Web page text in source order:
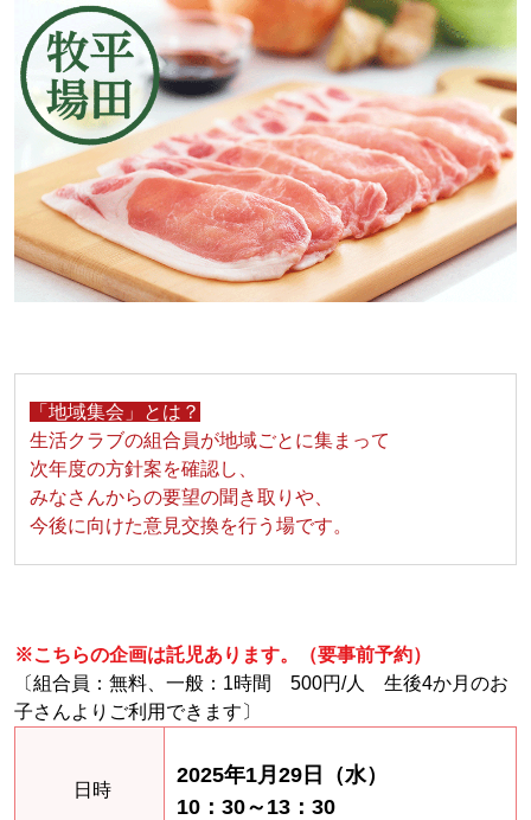
「地域集会」とは？
生活クラブの組合員が地域ごとに集まって
次年度の方針案を確認し、
みなさんからの要望の聞き取りや、
今後に向けた意見交換を行う場です。
※こちらの企画は託児あります。（要事前予約）
〔組合員：無料、一般：1時間 500円/人 生後4か月のお
子さんよりご利用できます〕
日時
2025年1月29日（水）
10：30～13：30